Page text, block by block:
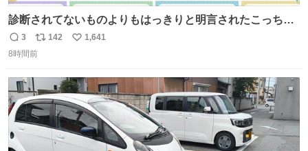
診断されてないものよりもはっきりと明言されたこっちで
話しませんかというお気持ち
返
信
3
リ
ポ
ト
数
142
い
数
1,641
8時間前